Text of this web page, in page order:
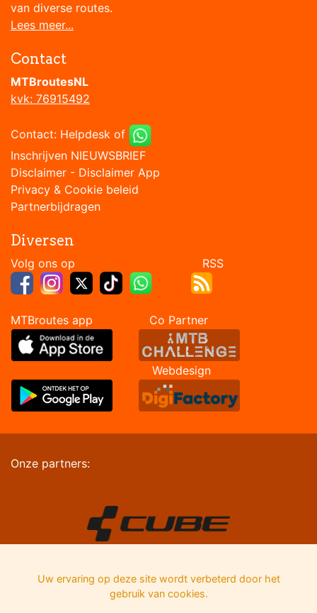
van diverse routes.
Lees meer...
Contact
MTBroutesNL
kvk: 76915492
Contact: Helpdesk of
Inschrijven NIEUWSBRIEF
Disclaimer - Disclaimer App
Privacy & Cookie beleid
Partnerbijdragen
Diversen
Volg ons op RSS
MTBroutes app Co Partner
Webdesign
Onze partners:
Uw ervaring op deze site wordt verbeterd door het
gebruik van cookies.